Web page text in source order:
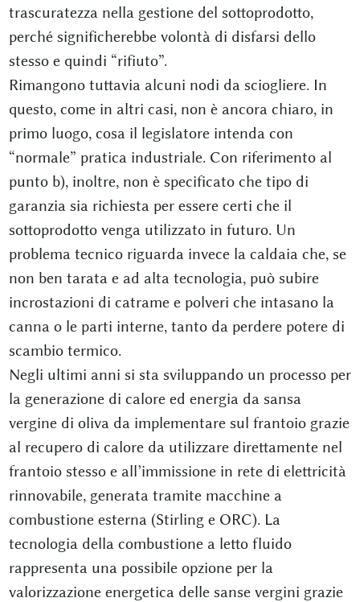
trascuratezza nella gestione del sottoprodotto,
perché significherebbe volontà di disfarsi dello
stesso e quindi “rifiuto”.
Rimangono tuttavia alcuni nodi da sciogliere. In
questo, come in altri casi, non è ancora chiaro, in
primo luogo, cosa il legislatore intenda con
“normale” pratica industriale. Con riferimento al
punto b), inoltre, non è specificato che tipo di
garanzia sia richiesta per essere certi che il
sottoprodotto venga utilizzato in futuro. Un
problema tecnico riguarda invece la caldaia che, se
non ben tarata e ad alta tecnologia, può subire
incrostazioni di catrame e polveri che intasano la
canna o le parti interne, tanto da perdere potere di
scambio termico.
Negli ultimi anni si sta sviluppando un processo per
la generazione di calore ed energia da sansa
vergine di oliva da implementare sul frantoio grazie
al recupero di calore da utilizzare direttamente nel
frantoio stesso e all’immissione in rete di elettricità
rinnovabile, generata tramite macchine a
combustione esterna (Stirling e ORC). La
tecnologia della combustione a letto fluido
rappresenta una possibile opzione per la
valorizzazione energetica delle sanse vergini grazie